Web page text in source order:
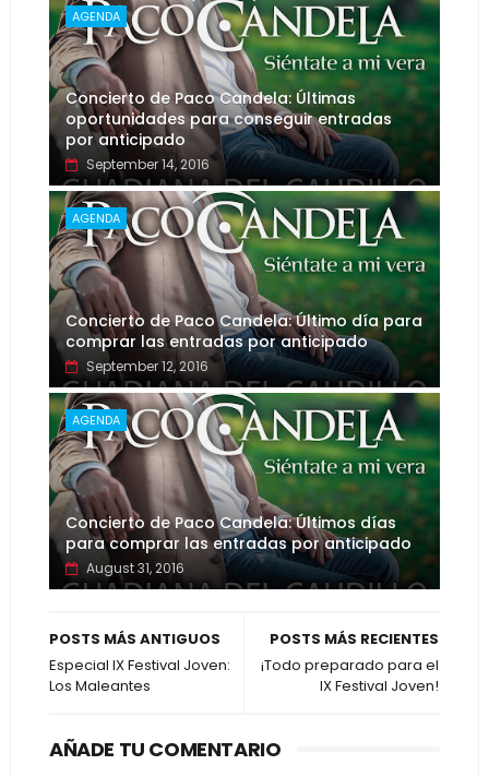
AGENDA
Concierto de Paco Candela: Últimas
oportunidades para conseguir entradas
por anticipado
September 14, 2016
AGENDA
Concierto de Paco Candela: Último día para
comprar las entradas por anticipado
September 12, 2016
AGENDA
Concierto de Paco Candela: Últimos días
para comprar las entradas por anticipado
August 31, 2016
POSTS MÁS RECIENTES
¡Todo preparado para el
IX Festival Joven!
POSTS MÁS ANTIGUOS
Especial IX Festival Joven:
Los Maleantes
AÑADE TU COMENTARIO